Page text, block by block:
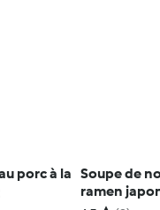
porc à la Soupe de
ramen